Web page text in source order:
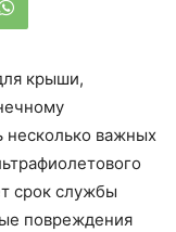
крыши,
несколько важных
срок службы
повреждения